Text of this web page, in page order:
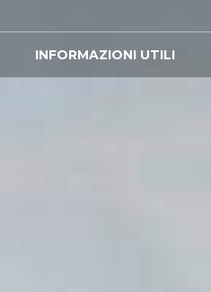
INFORMAZIONI UTILI